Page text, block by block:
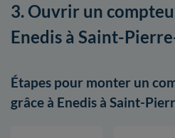
3. Ouvrir un
Enedis à Saint-
Étapes pour monter un
grâce à Enedis à Saint-